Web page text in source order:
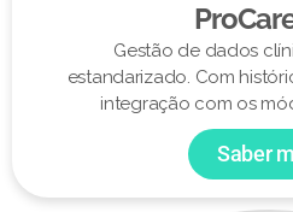
Gestão de dados
estandarizado. Com
integração com os
Saber